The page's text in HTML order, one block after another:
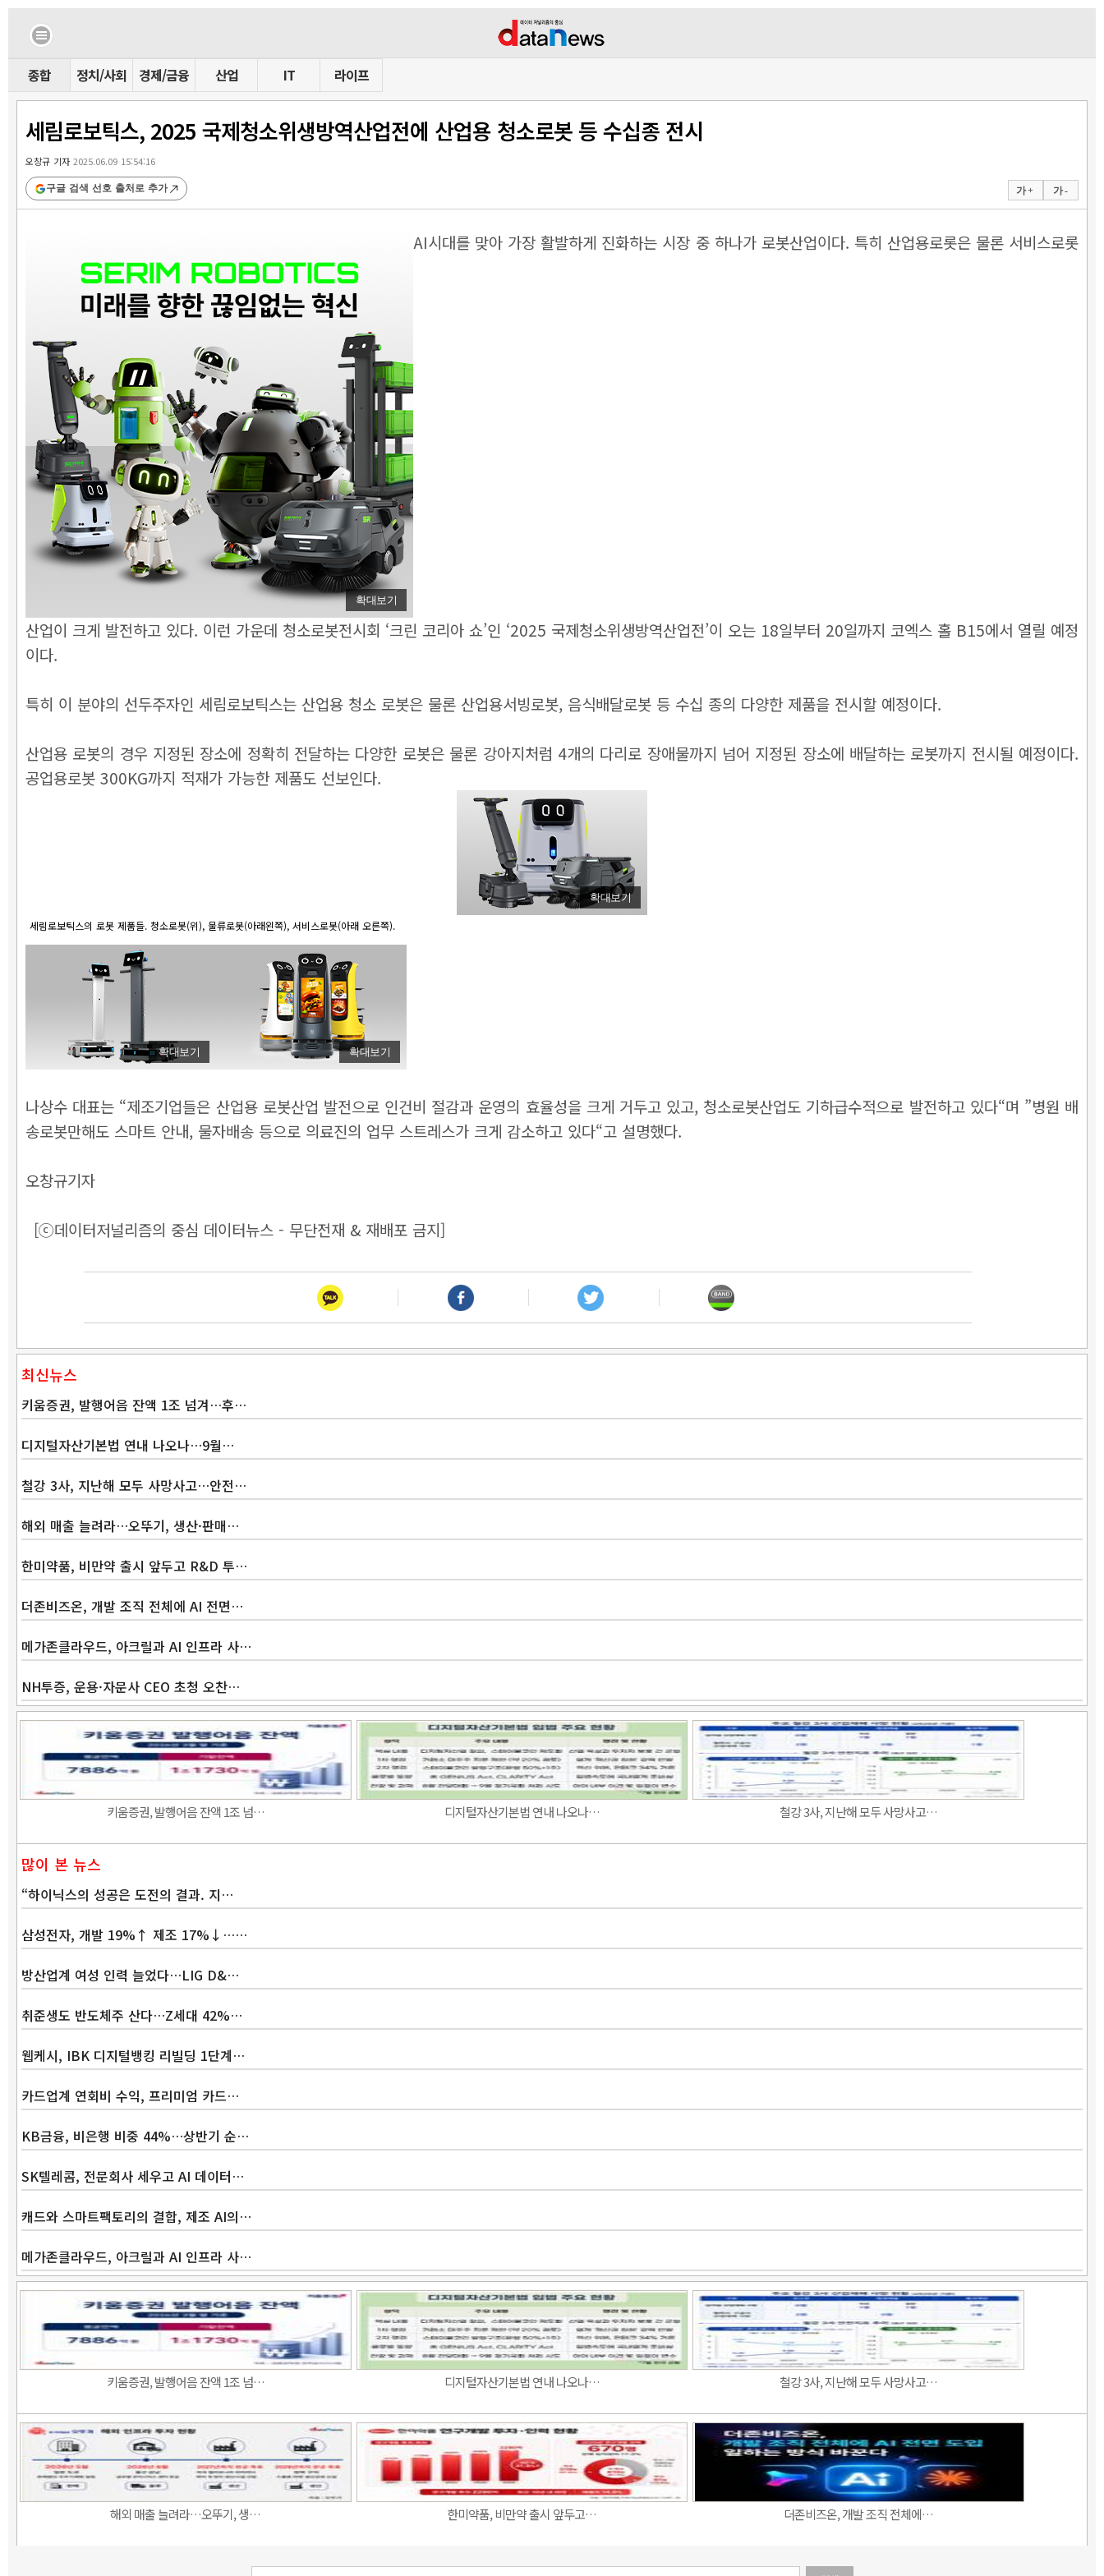
종합 정치/사회 경제/금융 산업 IT 라이프
세림로보틱스, 2025 국제청소위생방역산업전에 산업용 청소로봇 등 수십종 전시
오창규 기자2025.06.09 15:54:16
가 + 가 -
구글 검색 선호 출처로 추가
확대보기
AI시대를 맞아 가장 활발하게 진화하는 시장 중 하나가 로봇산업이다. 특히 산업용로롯은 물론 서비스로롯
산업이 크게 발전하고 있다. 이런 가운데 청소로봇전시회 ‘크린 코리아 쇼’인 ‘2025 국제청소위생방역산업전’이 오는 18일부터 20일까지 코엑스 홀 B15에서 열릴 예정
이다.
특히 이 분야의 선두주자인 세림로보틱스는 산업용 청소 로봇은 물론 산업용서빙로봇, 음식배달로봇 등 수십 종의 다양한 제품을 전시할 예정이다.
산업용 로봇의 경우 지정된 장소에 정확히 전달하는 다양한 로봇은 물론 강아지처럼 4개의 다리로 장애물까지 넘어 지정된 장소에 배달하는 로봇까지 전시될 예정이다.
공업용로봇 300KG까지 적재가 가능한 제품도 선보인다.
확대보기
세림로보틱스의 로봇 제품들. 청소로봇(위), 물류로봇(아래왼쪽), 서비스로봇(아래 오른쪽).
확대보기 확대보기
나상수 대표는 “제조기업들은 산업용 로봇산업 발전으로 인건비 절감과 운영의 효율성을 크게 거두고 있고, 청소로봇산업도 기하급수적으로 발전하고 있다“며 ”병원 배
송로봇만해도 스마트 안내, 물자배송 등으로 의료진의 업무 스트레스가 크게 감소하고 있다“고 설명했다.
오창규기자
[ⓒ데이터저널리즘의 중심 데이터뉴스 - 무단전재 & 재배포 금지]
최신뉴스
키움증권, 발행어음 잔액 1조 넘겨…후…
디지털자산기본법 연내 나오나…9월…
철강 3사, 지난해 모두 사망사고…안전…
해외 매출 늘려라…오뚜기, 생산·판매…
한미약품, 비만약 출시 앞두고 R&D 투…
더존비즈온, 개발 조직 전체에 AI 전면…
메가존클라우드, 아크릴과 AI 인프라 사…
NH투증, 운용·자문사 CEO 초청 오찬…
키움증권, 발행어음 잔액 1조 넘… 디지털자산기본법 연내 나오나… 철강 3사, 지난해 모두 사망사고…
많이 본 뉴스
“하이닉스의 성공은 도전의 결과. 지…
삼성전자, 개발 19%↑ 제조 17%↓……
방산업계 여성 인력 늘었다…LIG D&…
취준생도 반도체주 산다…Z세대 42%…
웹케시, IBK 디지털뱅킹 리빌딩 1단계…
카드업계 연회비 수익, 프리미엄 카드…
KB금융, 비은행 비중 44%…상반기 순…
SK텔레콤, 전문회사 세우고 AI 데이터…
캐드와 스마트팩토리의 결합, 제조 AI의…
메가존클라우드, 아크릴과 AI 인프라 사…
키움증권, 발행어음 잔액 1조 넘… 디지털자산기본법 연내 나오나… 철강 3사, 지난해 모두 사망사고…
해외 매출 늘려라…오뚜기, 생… 한미약품, 비만약 출시 앞두고… 더존비즈온, 개발 조직 전체에…